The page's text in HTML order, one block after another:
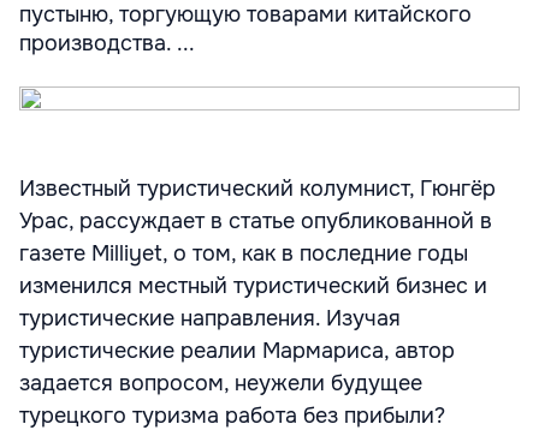
пустыню, торгующую товарами китайского
производства. ...
Известный туристический колумнист, Гюнгёр
Урас, рассуждает в статье опубликованной в
газете Milliyet, о том, как в последние годы
изменился местный туристический бизнес и
туристические направления. Изучая
туристические реалии Мармариса, автор
задается вопросом, неужели будущее
турецкого туризма работа без прибыли?